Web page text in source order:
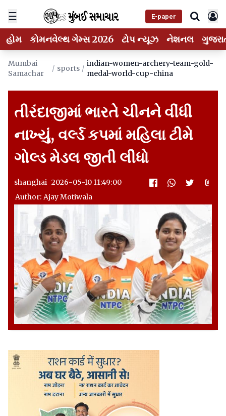
☰ E-paper
હોમ કોમનવેલ્થ ગેમ્સ 2026 ટોપ ન્યૂઝ નેશનલ
Mumbai
Samachar
/ sports /
indian-women-archery-team-gold-
medal-world-cup-china
તીરંદાજીમાં ભારતે ચીનને વીંધી
નાખ્યું, વર્લ્ડ કપમાં મહિલા ટીમે
ગોલ્ડ મેડલ જીતી લીધો
shanghai 2026-05-10 11:49:00
Author: Ajay Motiwala